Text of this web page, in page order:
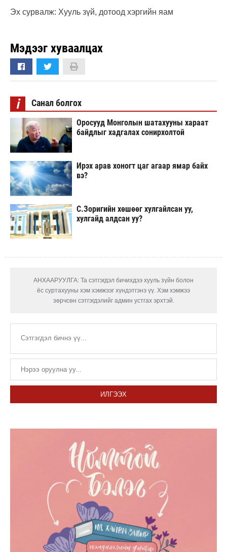
Эх сурвалж: Хууль зүй, дотоод хэргийн яам
Мэдээг хуваалцах
i Санал болгох
Оросууд Монголын шатахууны хараат
байдлыг хадгалах сонирхолтой
Ирэх арав хоногт цаг агаар ямар байх
вэ?
С.Зоригийн хөшөөг хулгайлсан уу,
хулгайд алдсан уу?
АНХААРУУЛГА: Та сэтгэгдэл бичихдээ хууль зүйн болон
ёс суртахууны хэм хэмжээг хүндэтгэнэ үү. Хэм хэмжээ
зөрчсөн сэтгэгдэлийг админ устгах эрхтэй.
ИЛГЭЭХ